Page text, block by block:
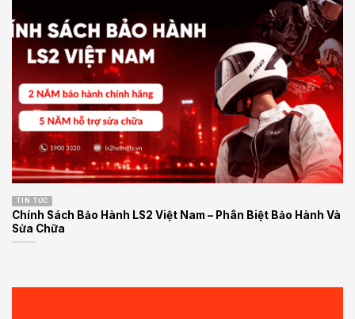
TIN TỨC
Chính Sách Bảo Hành LS2 Việt Nam – Phân Biệt Bảo Hành Và
Sửa Chữa